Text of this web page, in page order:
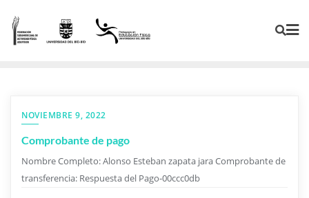
NOVIEMBRE 9, 2022
Comprobante de pago
Nombre Completo: Alonso Esteban zapata jara Comprobante de
transferencia: Respuesta del Pago-00ccc0db